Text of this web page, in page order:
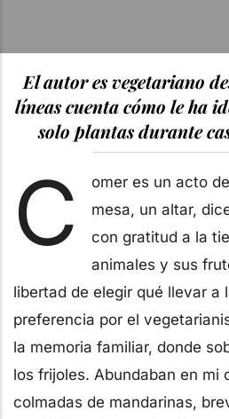
El autor es vegetariano
líneas cuenta cómo le ha
solo plantas durante
C
omer es un acto
mesa, un altar,
con gratitud a la
animales y sus
libertad de elegir qué llevar a
preferencia por el
la memoria familiar, donde
los frijoles. Abundaban en mi
colmadas de mandarinas,